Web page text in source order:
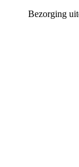
Bezorging